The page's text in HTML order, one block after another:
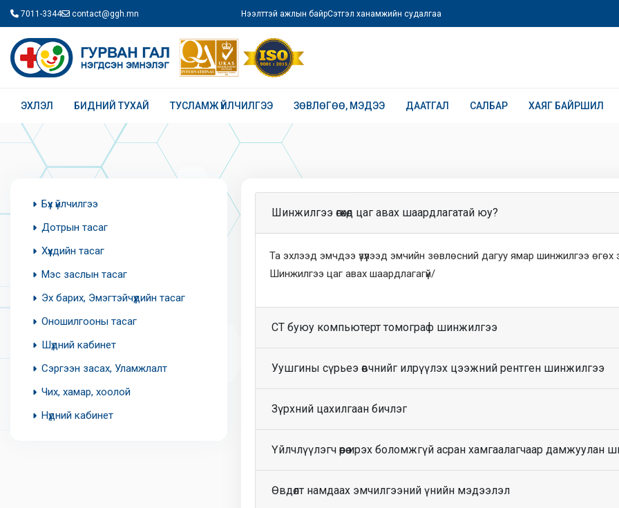
7011-3344 contact@ggh.mn Нээлттэй ажлын байрСэтгэл ханамжийн судалгаа
ЭХЛЭЛ БИДНИЙ ТУХАЙ ТУСЛАМЖ ҮЙЛЧИЛГЭЭ ЗӨВЛӨГӨӨ, МЭДЭЭ ДААТГАЛ САЛБАР ХАЯГ БАЙРШИЛ
Шинжилгээ өгөхөд цаг авах шаардлагатай юу?
Та эхлээд эмчдээ үзүүлээд эмчийн зөвлөсний дагуу ямар шинжилгээ
Шинжилгээ цаг авах шаардлагагүй/
CT буюу компьютерт томограф шинжилгээ
Уушгины сүрьеэ өвчнийг илрүүлэх цээжний рентген шинжилгээ
Зүрхний цахилгаан бичлэг
Үйлчлүүлэгч өөрөө ирэх боломжгүй асран хамгаалагчаар дамжуулан
Өвдөлт намдаах эмчилгээний үнийн мэдээлэл
Бүх үйлчилгээ
Дотрын тасаг
Хүүхдийн тасаг
Мэс заслын тасаг
Эх барих, Эмэгтэйчүүдийн тасаг
Оношилгооны тасаг
Шүдний кабинет
Сэргээн засах, Уламжлалт
Чих, хамар, хоолой
Нүдний кабинет